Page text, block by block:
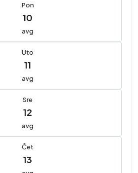
Pon
10
avg
Uto
11
avg
Sre
12
avg
Čet
13